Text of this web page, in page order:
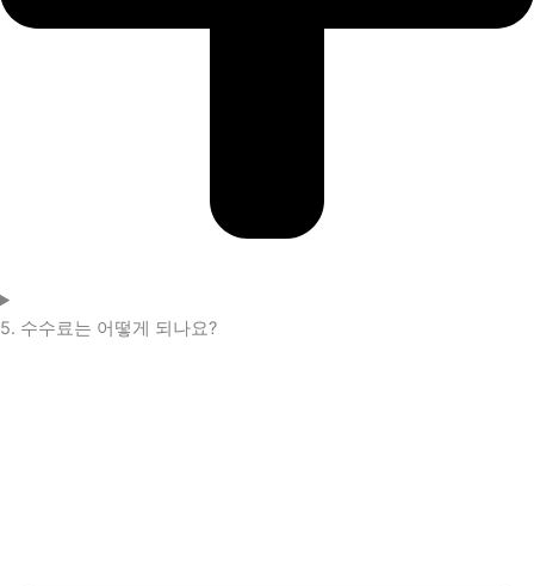
5. 수수료는 어떻게 되나요?